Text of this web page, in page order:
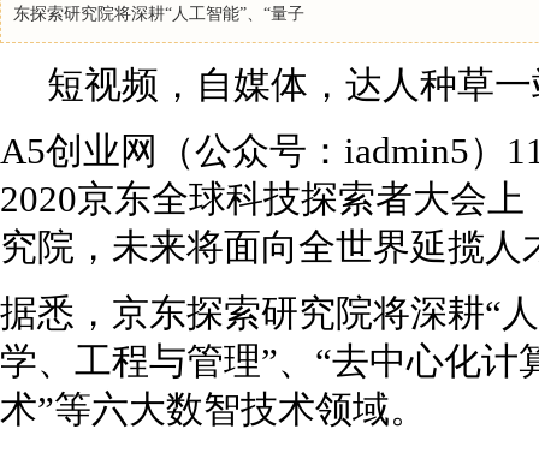
东探索研究院将深耕“人工智能”、“量子
短视频，自媒体，达人种草一
A5创业网（公众号：iadmin5）
2020京东全球科技探索者大会
究院，未来将面向全世界延揽人
据悉，京东探索研究院将深耕“
学、工程与管理”、“去中心化计
术”等六大数智技术领域。